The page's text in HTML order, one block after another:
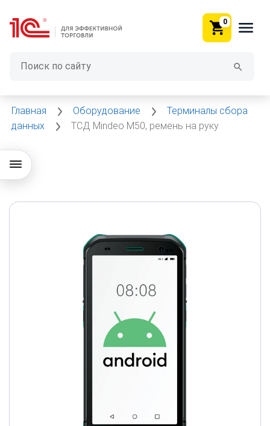
0
Главная Оборудование
Терминалы сбора
данных
ТСД Mindeo M50, ремень на руку